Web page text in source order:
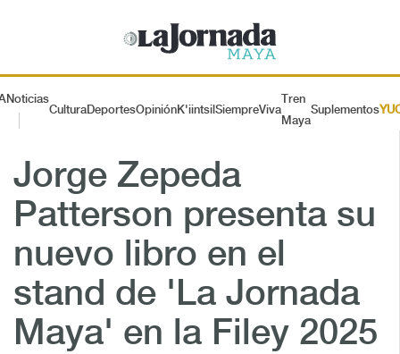
Noticias
CulturaDeportesOpiniónK'iintsil SiempreViva
Tren
Maya
Suplementos
Jorge Zepeda
Patterson presenta su
nuevo libro en el
stand de 'La Jornada
Maya' en la Filey 2025